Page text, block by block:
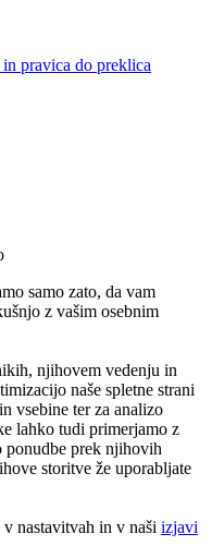
pravica do preklica
samo zato, da vam
z vašim osebnim
njihovem vedenju in
naše spletne strani
vsebine ter za analizo
lahko tudi primerjamo z
prek njihovih
storitve že uporabljate
v nastavitvah in v naši izjavi